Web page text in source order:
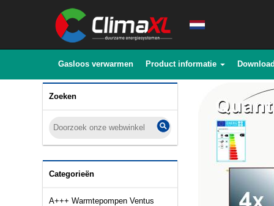
Gasloos verwarmen Product informatie
Zoeken
Categorieën
A+++ Warmtepompen Ventus